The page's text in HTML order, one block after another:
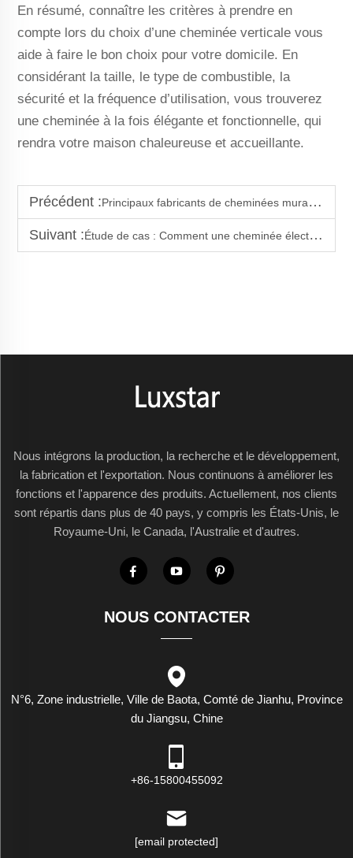
En résumé, connaître les critères à prendre en
compte lors du choix d’une cheminée verticale vous
aide à faire le bon choix pour votre domicile. En
considérant la taille, le type de combustible, la
sécurité et la fréquence d’utilisation, vous trouverez
une cheminée à la fois élégante et fonctionnelle, qui
rendra votre maison chaleureuse et accueillante.
Précédent :Principaux fabricants de cheminées murales d'angle en Colombie
Suivant :Étude de cas : Comment une cheminée électrique a transformé un salon
Nous intégrons la production, la recherche et le développement,
la fabrication et l'exportation. Nous continuons à améliorer les
fonctions et l'apparence des produits. Actuellement, nos clients
sont répartis dans plus de 40 pays, y compris les États-Unis, le
Royaume-Uni, le Canada, l'Australie et d'autres.
NOUS CONTACTER
N°6, Zone industrielle, Ville de Baota, Comté de Jianhu, Province
du Jiangsu, Chine
+86-15800455092
[email protected]